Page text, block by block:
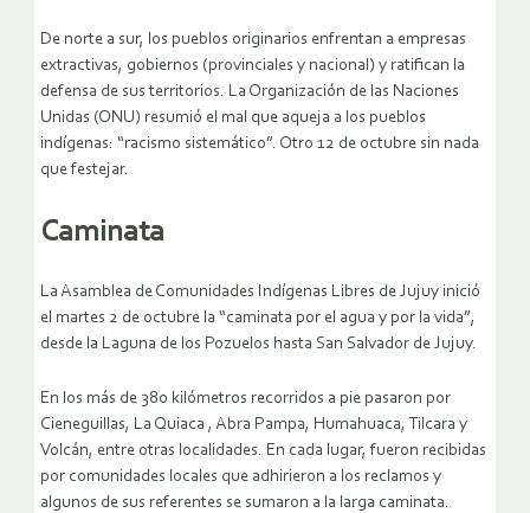
De norte a sur, los pueblos originarios enfrentan a empresas
extractivas, gobiernos (provinciales y nacional) y ratifican la
defensa de sus territorios. La Organización de las Naciones
Unidas (ONU) resumió el mal que aqueja a los pueblos
indígenas: “racismo sistemático”. Otro 12 de octubre sin nada
que festejar.
Caminata
La Asamblea de Comunidades Indígenas Libres de Jujuy inició
el martes 2 de octubre la “caminata por el agua y por la vida”,
desde la Laguna de los Pozuelos hasta San Salvador de Jujuy.
En los más de 380 kilómetros recorridos a pie pasaron por
Cieneguillas, La Quiaca , Abra Pampa, Humahuaca, Tilcara y
Volcán, entre otras localidades. En cada lugar, fueron recibidas
por comunidades locales que adhirieron a los reclamos y
algunos de sus referentes se sumaron a la larga caminata.